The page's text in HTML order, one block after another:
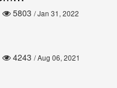
5803 / Jan 31, 2022
4243 / Aug 06, 2021